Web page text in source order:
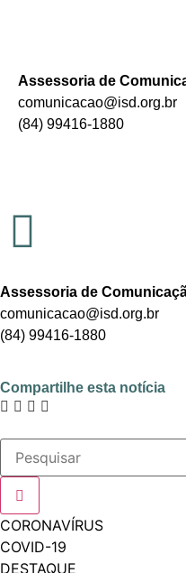
Assessoria de
comunicacao@isd.org.br
(84) 99416-1880
Assessoria de
comunicacao@isd.org.br
(84) 99416-1880
Compartilhe esta notícia
CORONAVÍRUS
COVID-19
DESTAQUE